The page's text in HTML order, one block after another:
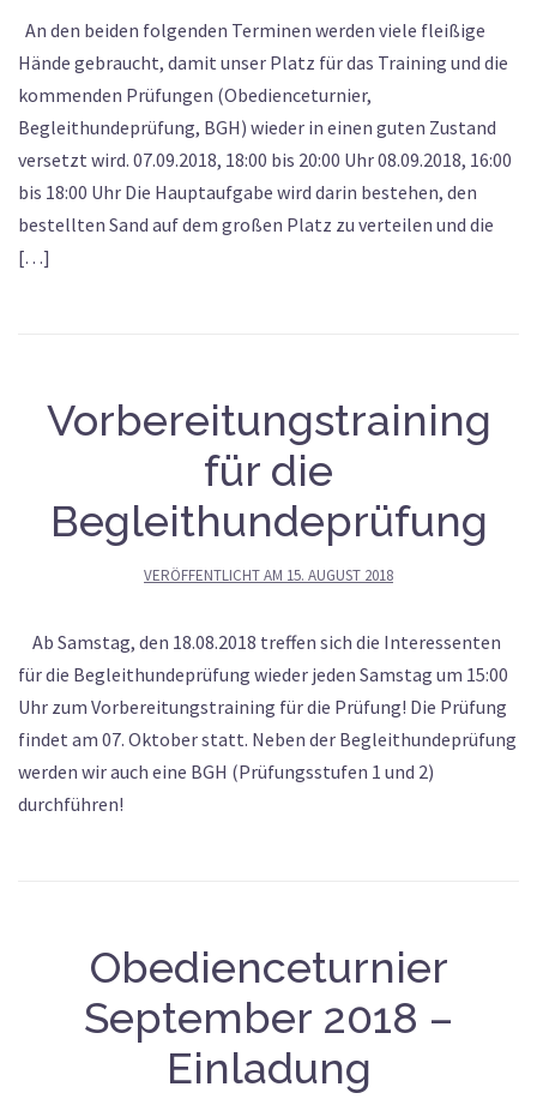
An den beiden folgenden Terminen werden viele fleißige
Hände gebraucht, damit unser Platz für das Training und die
kommenden Prüfungen (Obedienceturnier,
Begleithundeprüfung, BGH) wieder in einen guten Zustand
versetzt wird. 07.09.2018, 18:00 bis 20:00 Uhr 08.09.2018, 16:00
bis 18:00 Uhr Die Hauptaufgabe wird darin bestehen, den
bestellten Sand auf dem großen Platz zu verteilen und die
[…]
Vorbereitungstraining
für die
Begleithundeprüfung
VERÖFFENTLICHT AM 15. AUGUST 2018
Ab Samstag, den 18.08.2018 treffen sich die Interessenten
für die Begleithundeprüfung wieder jeden Samstag um 15:00
Uhr zum Vorbereitungstraining für die Prüfung! Die Prüfung
findet am 07. Oktober statt. Neben der Begleithundeprüfung
werden wir auch eine BGH (Prüfungsstufen 1 und 2)
durchführen!
Obedienceturnier
September 2018 –
Einladung